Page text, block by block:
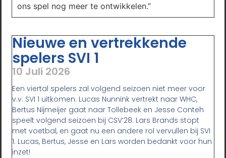
ons spel nog meer te ontwikkelen.”
Nieuwe en vertrekkende
spelers SVI 1
10 Juli 2026
Een viertal spelers zal volgend seizoen niet meer voor
v.v. SVI 1 uitkomen. Lucas Nunnink vertrekt naar WHC,
Bertus Nijmeijer gaat naar Tollebeek en Jesse Conteh
speelt volgend seizoen bij CSV’28. Lars Brands stopt
met voetbal, en gaat nu een andere rol vervullen bij SVI
1. Lucas, Bertus, Jesse en Lars worden bedankt voor hun
inzet!